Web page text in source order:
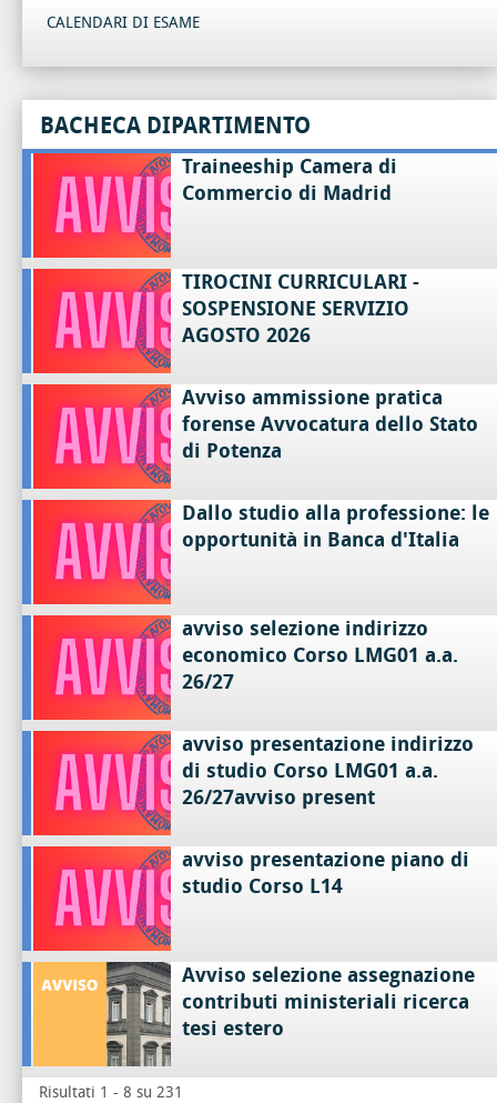
CALENDARI DI ESAME
BACHECA DIPARTIMENTO
Traineeship Camera di
Commercio di Madrid
TIROCINI CURRICULARI -
SOSPENSIONE SERVIZIO
AGOSTO 2026
Avviso ammissione pratica
forense Avvocatura dello Stato
di Potenza
Dallo studio alla professione: le
opportunità in Banca d'Italia
avviso selezione indirizzo
economico Corso LMG01 a.a.
26/27
avviso presentazione indirizzo
di studio Corso LMG01 a.a.
26/27avviso present
avviso presentazione piano di
studio Corso L14
Avviso selezione assegnazione
contributi ministeriali ricerca
tesi estero
Risultati 1 - 8 su 231